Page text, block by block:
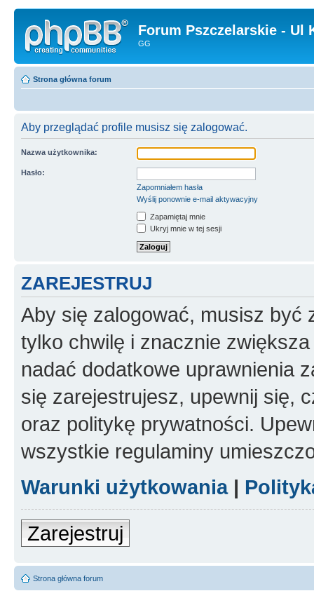
Forum Pszczelarskie - Ul
GG
Strona główna forum
Aby przeglądać profile musisz się zalogować.
Nazwa użytkownika:
Hasło:
Zapomniałem hasła
Wyślij ponownie e-mail aktywacyjny
Zapamiętaj mnie
Ukryj mnie w tej sesji
ZAREJESTRUJ
Aby się zalogować, musisz być
tylko chwilę i znacznie
nadać dodatkowe uprawnienia
się zarejestrujesz, upewnij się,
oraz politykę prywatności.
wszystkie regulaminy
Warunki użytkowania|
Zarejestruj
Strona główna forum